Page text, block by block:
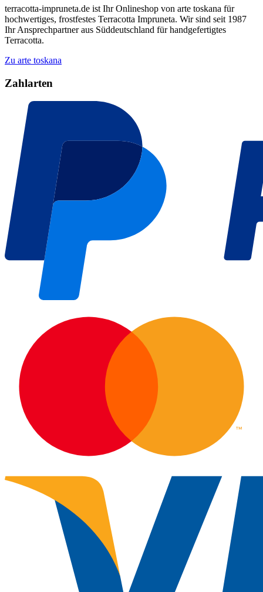
terracotta-impruneta.de ist Ihr Onlineshop von arte toskana für
hochwertiges, frostfestes Terracotta Impruneta. Wir sind seit 1987
Ihr Ansprechpartner aus Süddeutschland für handgefertigtes
Terracotta.
Zu arte toskana
Zahlarten